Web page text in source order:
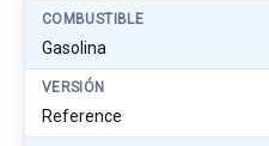
COMBUSTIBLE
Gasolina
VERSIÓN
Reference